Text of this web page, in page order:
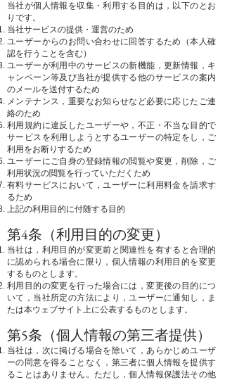
当社が個人情報を収集・利用する目的は，以下のとお
りです。
当社サービスの提供・運営のため
ユーザーからのお問い合わせに回答するため（本人確
認を行うことを含む）
ユーザーが利用中のサービスの新機能，更新情報，キ
ャンペーン等及び当社が提供する他のサービスの案内
のメールを送付するため
メンテナンス，重要なお知らせなど必要に応じたご連
絡のため
利用規約に違反したユーザーや，不正・不当な目的で
サービスを利用しようとするユーザーの特定をし，ご
利用をお断りするため
ユーザーにご自身の登録情報の閲覧や変更，削除，ご
利用状況の閲覧を行っていただくため
有料サービスにおいて，ユーザーに利用料金を請求す
るため
上記の利用目的に付随する目的
第4条（利用目的の変更）
当社は，利用目的が変更前と関連性を有すると合理的
に認められる場合に限り，個人情報の利用目的を変更
するものとします。
利用目的の変更を行った場合には，変更後の目的につ
いて，当社所定の方法により，ユーザーに通知し，ま
たは本ウェブサイト上に公表するものとします。
第5条（個人情報の第三者提供）
当社は，次に掲げる場合を除いて，あらかじめユーザ
ーの同意を得ることなく，第三者に個人情報を提供す
ることはありません。ただし，個人情報保護法その他